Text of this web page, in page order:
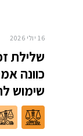
16 יולי 2026
שלילת
כוונה
שימוש